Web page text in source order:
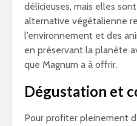
délicieuses, mais elles
alternative végétalienne
l’environnement et des
en préservant la planète
que Magnum a à offrir.
Dégustation et
Pour profiter pleinement